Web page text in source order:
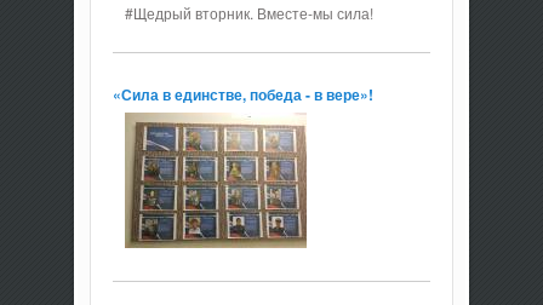
#Щедрый вторник. Вместе-мы сила!
«Сила в единстве, победа - в вере»!